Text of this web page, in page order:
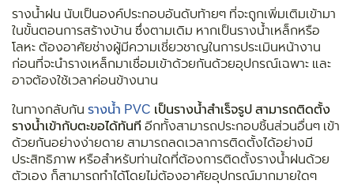
รางน้ำฝน นับเป็นองค์ประกอบอันดับท้ายๆ ที่จะถูกเพิ่มเติมเข้ามา
ในขั้นตอนการสร้างบ้าน ซึ่งตามเดิม หากเป็นรางน้ำเหล็กหรือ
โลหะ ต้องอาศัยช่างผู้มีความเชี่ยวชาญในการประเมินหน้างาน
ก่อนที่จะนำรางเหล็กมาเชื่อมเข้าด้วยกันด้วยอุปกรณ์เฉพาะ และ
อาจต้องใช้เวลาค่อนข้างนาน
ในทางกลับกัน รางน้ำ PVC เป็นรางน้ำสำเร็จรูป สามารถติดตั้ง
รางน้ำเข้ากับตะขอได้ทันที อีกทั้งสามารถประกอบชิ้นส่วนอื่นๆ เข้า
ด้วยกันอย่างง่ายดาย สามารถลดเวลาการติดตั้งได้อย่างมี
ประสิทธิภาพ หรือสำหรับท่านใดที่ต้องการติดตั้งรางน้ำฝนด้วย
ตัวเอง ก็สามารถทำได้โดยไม่ต้องอาศัยอุปกรณ์มากมายใดๆ